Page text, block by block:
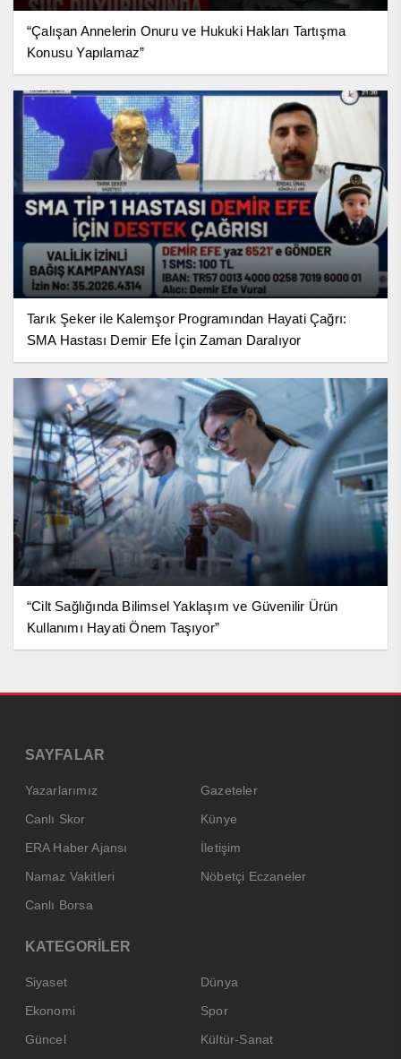
“Çalışan Annelerin Onuru ve Hukuki Hakları Tartışma
Konusu Yapılamaz”
Tarık Şeker ile Kalemşor Programından Hayati Çağrı:
SMA Hastası Demir Efe İçin Zaman Daralıyor
“Cilt Sağlığında Bilimsel Yaklaşım ve Güvenilir Ürün
Kullanımı Hayati Önem Taşıyor”
SAYFALAR
Yazarlarımız
Gazeteler
Canlı Skor
Künye
ERA Haber Ajansı
İletişim
Namaz Vakitleri
Nöbetçi Eczaneler
Canlı Borsa
KATEGORİLER
Siyaset
Dünya
Ekonomi
Spor
Güncel
Kültür-Sanat